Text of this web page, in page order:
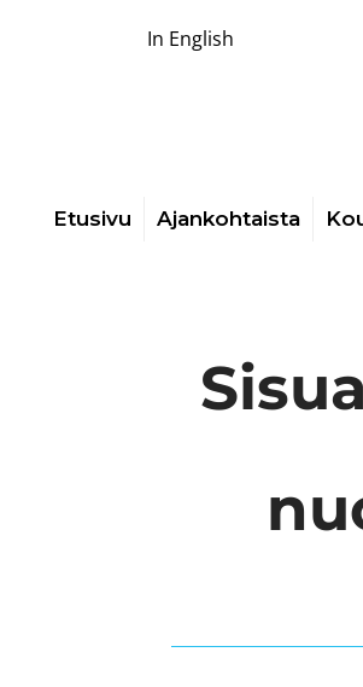
In English
Etusivu Ajankohtaista